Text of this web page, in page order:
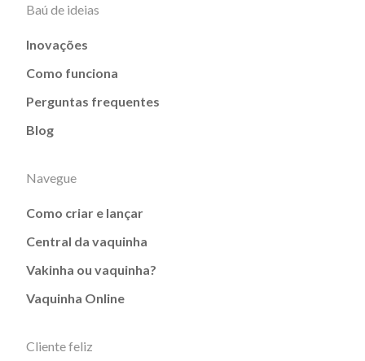
Baú de ideias
Inovações
Como funciona
Perguntas frequentes
Blog
Navegue
Como criar e lançar
Central da vaquinha
Vakinha ou vaquinha?
Vaquinha Online
Cliente feliz